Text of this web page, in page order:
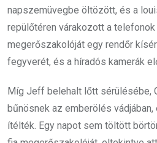
napszemüvegbe öltözött, és a
repülőtéren várakozott a
megerőszakolóját egy rendőr
fegyverét, és a híradós kamerák
Míg Jeff belehalt lőtt sérülésébe,
bűnösnek az emberölés
ítélték. Egy napot sem töltött